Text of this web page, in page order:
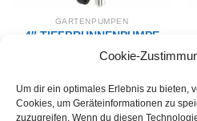
Cookie-
Um dir ein optimales Erlebnis zu bieten,
Cookies, um Geräteinformationen zu
zuzugreifen. Wenn du diesen
GARTENPUMPEN
4″ TIEFBRUNNENPUMPE
SDM 3-18 (1,5 kW, 230 V)
mit 20-m-Kabel
IN DEN WARENKORB